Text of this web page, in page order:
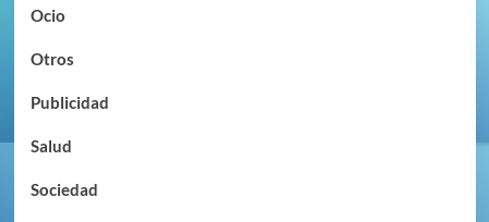
Ocio
Otros
Publicidad
Salud
Sociedad